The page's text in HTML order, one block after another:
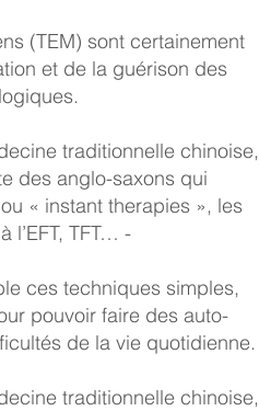
(TEM) sont certainement
et de la guérison des
traditionnelle chinoise,
des anglo-saxons qui
« instant therapies », les
l’EFT, TFT… -
ces techniques simples,
pouvoir faire des auto-
de la vie quotidienne.
traditionnelle chinoise,